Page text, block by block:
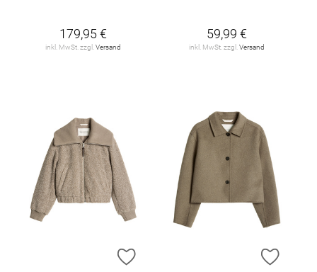
179,95 €
inkl. MwSt. zzgl.Versand
59,99 €
inkl. MwSt. zzgl.Versand
ZUR WUNSCHLISTE HINZUFÜGEN
ZUR